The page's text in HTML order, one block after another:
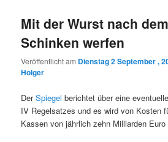
Mit der Wurst nach dem
Schinken werfen
Veröffentlicht am Dienstag 2 September ,
Holger
DerSpiegelberichtet über eine
IV Regelsatzes und es wird von Kosten
Kassen von jährlich zehn Milliarden Euro